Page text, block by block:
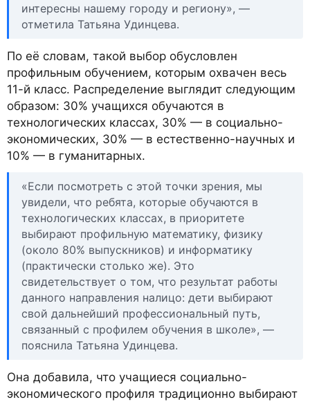
интересны нашему городу и региону», —
отметила Татьяна Удинцева.
По её словам, такой выбор обусловлен
профильным обучением, которым охвачен весь
11-й класс. Распределение выглядит следующим
образом: 30% учащихся обучаются в
технологических классах, 30% — в социально-
экономических, 30% — в естественно-научных и
10% — в гуманитарных.
«Если посмотреть с этой точки зрения, мы
увидели, что ребята, которые обучаются в
технологических классах, в приоритете
выбирают профильную математику, физику
(около 80% выпускников) и информатику
(практически столько же). Это
свидетельствует о том, что результат работы
данного направления налицо: дети выбирают
свой дальнейший профессиональный путь,
связанный с профилем обучения в школе», —
пояснила Татьяна Удинцева.
Она добавила, что учащиеся социально-
экономического профиля традиционно выбирают